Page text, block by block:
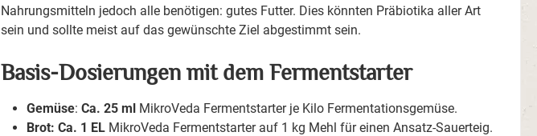
Nahrungsmitteln jedoch alle benötigen: gutes Futter. Dies könnten Präbiotika aller Art
sein und sollte meist auf das gewünschte Ziel abgestimmt sein.
Basis-Dosierungen mit dem Fermentstarter
Gemüse: Ca. 25 ml MikroVeda Fermentstarter je Kilo Fermentationsgemüse.
Brot: Ca. 1 EL MikroVeda Fermentstarter auf 1 kg Mehl für einen Ansatz-Sauerteig.